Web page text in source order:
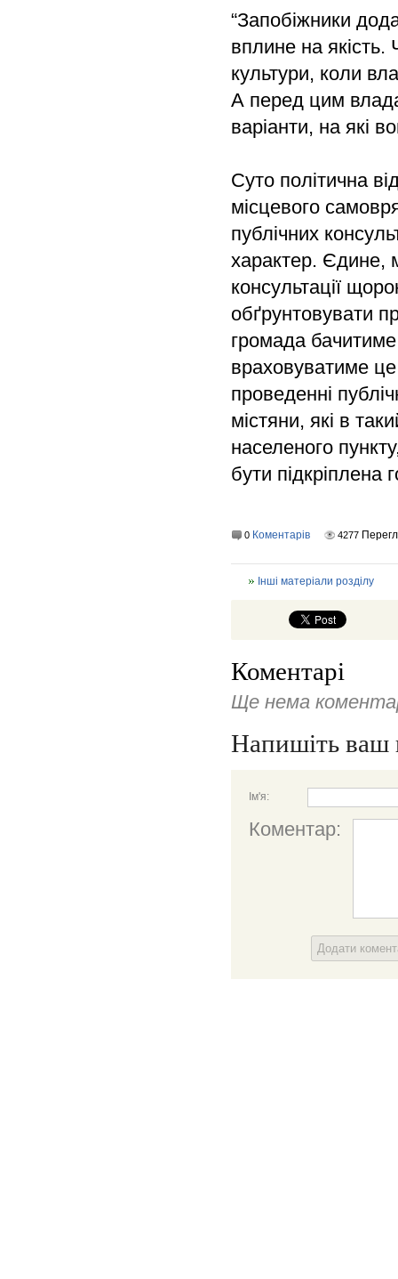
“Запобіжники
вплине на
культури, коли
А перед цим
варіанти, на які
Суто політична
місцевого
публічних
характер. Єдине,
консультації
обґрунтовувати
громада
враховуватиме це
проведенні
містяни, які в
населеного
бути
0 Коментарів 4277
Інші матеріали розділу
Коментарі
Ще нема
Напишіть ваш
Ім'я:
Коментар:
Додати